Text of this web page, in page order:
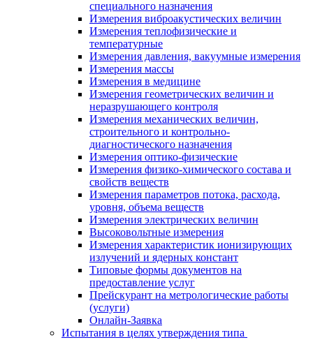
специального назначения
Измерения виброакустических величин
Измерения теплофизические и
температурные
Измерения давления, вакуумные измерения
Измерения массы
Измерения в медицине
Измерения геометрических величин и
неразрушающего контроля
Измерения механических величин,
строительного и контрольно-
диагностического назначения
Измерения оптико-физические
Измерения физико-химического состава и
свойств веществ
Измерения параметров потока, расхода,
уровня, объема веществ
Измерения электрических величин
Высоковольтные измерения
Измерения характеристик ионизирующих
излучений и ядерных констант
Типовые формы документов на
предоставление услуг
Прейскурант на метрологические работы
(услуги)
Онлайн-Заявка
Испытания в целях утверждения типа